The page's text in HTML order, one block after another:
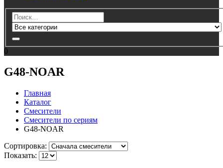
0
G48-NOAR
Главная
Каталог
Смесители
Смесители по сериям
G48-NOAR
Cортировка:
Показать: